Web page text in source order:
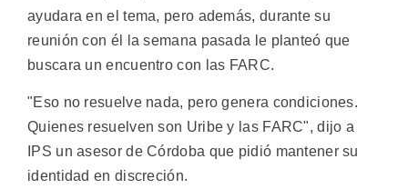
ayudara en el tema, pero además, durante su
reunión con él la semana pasada le planteó que
buscara un encuentro con las FARC.
"Eso no resuelve nada, pero genera condiciones.
Quienes resuelven son Uribe y las FARC", dijo a
IPS un asesor de Córdoba que pidió mantener su
identidad en discreción.